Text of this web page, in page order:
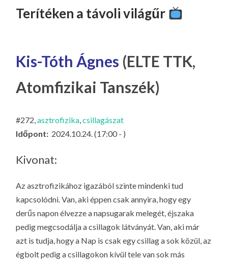
KT
A
CS
IL
az ELTE
Természettudományi
TARTALOMHOZ
Terítéken a távoli világűr
Kis-Tóth Ágnes (ELTE TTK,
Atomfizikai Tanszék)
#272,asztrofizika,csillagászat
Időpont: 2024.10.24. (17:00 - )
Kivonat:
Az asztrofizikához igazából szinte mindenki tud
kapcsolódni. Van, aki éppen csak annyira, hogy egy
derűs napon élvezze a napsugarak melegét, éjszaka
pedig megcsodálja a csillagok látványát. Van, aki már
azt is tudja, hogy a Nap is csak egy csillag a sok közül, az
égbolt pedig a csillagokon kívül tele van sok más